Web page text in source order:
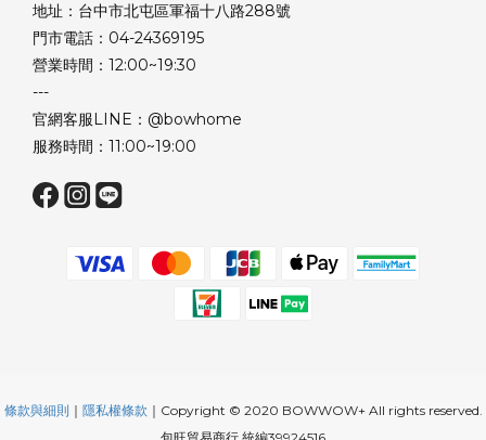
地址：台中市北屯區軍福十八路288號
門市電話：04-24369195
營業時間：12:00~19:30
---
官網客服LINE：@bowhome
服務時間：11:00~19:00
條款與細則 ｜ 隱私權條款 ｜Copyright © 2020 BOWWOW+ All rights reserved.